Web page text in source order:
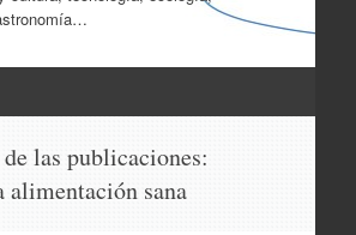
las publicaciones:
alimentación sana